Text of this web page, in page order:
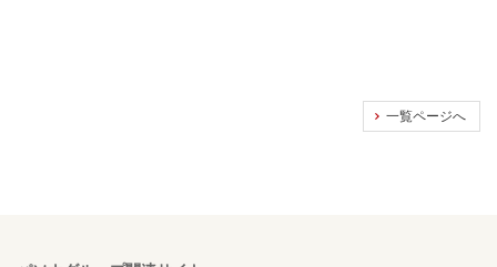
一覧ページへ